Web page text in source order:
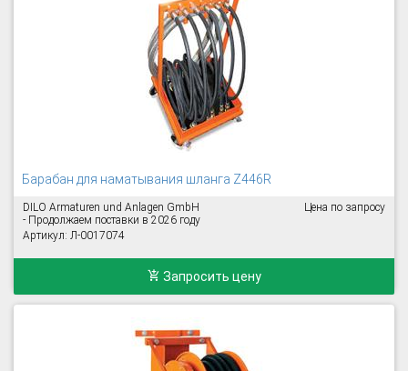
Барабан для наматывания шланга Z446R
DILO Armaturen und Anlagen GmbH
- Продолжаем поставки в 2026 году
Артикул: Л-0017074
Цена по запросу
Запросить цену